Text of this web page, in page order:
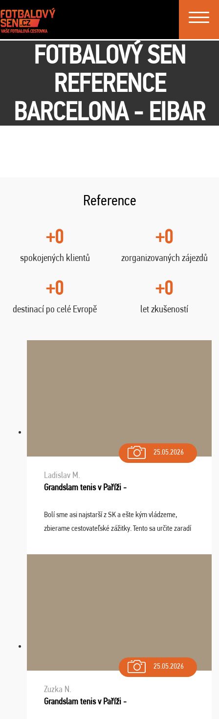
Toggle
FOTBALOVÝ SEN
REFERENCE
BARCELONA - EIBAR
Reference
+0
spokojených klientů
+0
zorganizovaných zájezdů
+0
destinací po celé Evropě
+0
let zkušeností
25.05.2026
Ladislav M.
Grandslam tenis v Paříži -
Bolí sme asi najstarší z SK a ešte kým vládzeme,
zbierame cestovateľské zážitky. Tento sa určite zaradí
osudu - pohodový šefík Meďo, dobrá parti ...
25.05.2026
Zuzka N.
Grandslam tenis v Paříži -